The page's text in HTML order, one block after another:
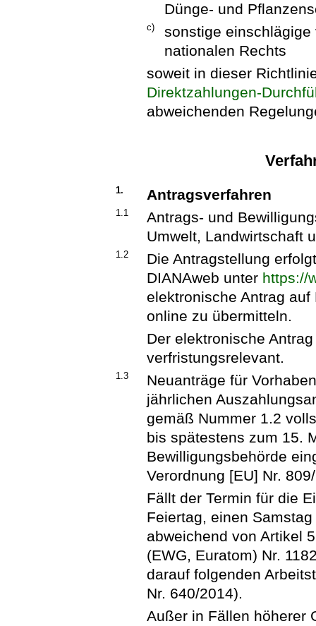
Dünge- und
c)
sonstige
nationalen Rechts
soweit in dieser
Direktzahlungen-
abweichenden
1. Antragsverfahren
1.1
Antrags- und
Umwelt, Landwirtschaft
1.2
Die Antragstellung
DIANAweb unter https://
elektronische Antrag
online zu übermitteln.
Der elektronische
verfristungsrelevant.
1.3
Neuanträge für
jährlichen
gemäß Nummer 1.2
bis spätestens zum 15.
Bewilligungsbehörde
Verordnung [EU] Nr.
Fällt der Termin für die
Feiertag, einen
abweichend von Artikel
(EWG, Euratom) Nr.
darauf folgenden
Nr. 640/2014).
Außer in Fällen höherer